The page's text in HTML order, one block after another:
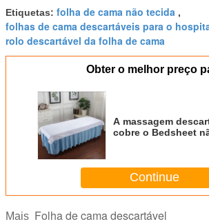
Etiquetas: folha de cama não tecida ,
folhas de cama descartáveis para o
rolo descartável da folha de cama
Obter o melhor preço
A massagem
cobre o Bedsheet
Continue
Mais Folha de cama descartável